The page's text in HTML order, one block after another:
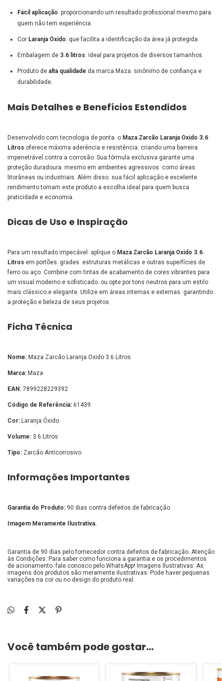
Fácil aplicação. proporcionando um resultado profissional mesmo para
quem não tem experiência.
Cor Laranja Óxido. que facilita a identificação da área já protegida.
Embalagem de 3.6 litros. ideal para projetos de diversos tamanhos.
Produto de alta qualidade da marca Maza. sinônimo de confiança e
durabilidade.
Mais Detalhes e Benefícios Estendidos
Desenvolvido com tecnologia de ponta. o Maza Zarcão Laranja Oxido 3.6
Litros oferece máxima aderência e resistência. criando uma barreira
impenetrável contra a corrosão. Sua fórmula exclusiva garante uma
proteção duradoura. mesmo em ambientes agressivos. como áreas
litorâneas ou industriais. Além disso. sua fácil aplicação e excelente
rendimento tornam este produto a escolha ideal para quem busca
praticidade e economia.
Dicas de Uso e Inspiração
Para um resultado impecável. aplique o Maza Zarcão Laranja Oxido 3.6
Litros em portões. grades. estruturas metálicas e outras superfícies de
ferro ou aço. Combine com tintas de acabamento de cores vibrantes para
um visual moderno e sofisticado. ou opte por tons neutros para um estilo
mais clássico e elegante. Utilize em áreas internas e externas. garantindo
a proteção e beleza de seus projetos.
Ficha Técnica
Nome: Maza Zarcão Laranja Oxido 3.6 Litros
Marca: Maza
EAN: 7899228229392
Código de Referência: 61439
Cor: Laranja Óxido
Volume: 3.6 Litros
Tipo: Zarcão Anticorrosivo
Informações Importantes
Garantia do Produto: 90 dias contra defeitos de fabricação.
Imagem Meramente Ilustrativa.
Garantia de 90 dias pelo fornecedor contra defeitos de fabricação. Atenção
às Condições: Para saber como funciona a garantia e os procedimentos
de acionamento. fale conosco pelo WhatsApp! Imagens Ilustrativas: As
imagens dos produtos são meramente ilustrativas. Pode haver pequenas
variações na cor ou no design do produto real.
Você também pode gostar...